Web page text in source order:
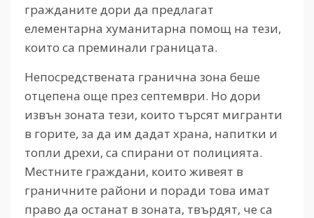
гражданите дори да предлагат
елементарна хуманитарна помощ на тези,
които са преминали границата.
Непосредствената гранична зона беше
отцепена още през септември. Но дори
извън зоната тези, които търсят мигранти
в горите, за да им дадат храна, напитки и
топли дрехи, са спирани от полицията.
Местните граждани, които живеят в
граничните райони и поради това имат
право да останат в зоната, твърдят, че са